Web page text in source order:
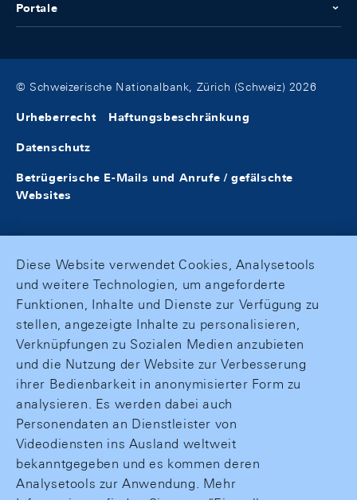
Portale
© Schweizerische Nationalbank, Zürich (Schweiz) 2026
Urheberrecht Haftungsbeschränkung
Datenschutz
Betrügerische E-Mails und Anrufe / gefälschte
Websites
Diese Website verwendet Cookies, Analysetools
und weitere Technologien, um angeforderte
Funktionen, Inhalte und Dienste zur Verfügung zu
stellen, angezeigte Inhalte zu personalisieren,
Verknüpfungen zu Sozialen Medien anzubieten
und die Nutzung der Website zur Verbesserung
ihrer Bedienbarkeit in anonymisierter Form zu
analysieren. Es werden dabei auch
Personendaten an Dienstleister von
Videodiensten ins Ausland weltweit
bekanntgegeben und es kommen deren
Analysetools zur Anwendung. Mehr